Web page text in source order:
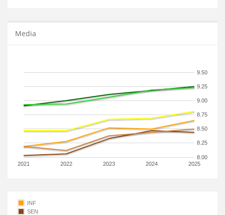
Media
2021 2022 2023 2024 2025
8.00
8.25
8.50
8.75
9.00
9.25
9.50
INF
SEN